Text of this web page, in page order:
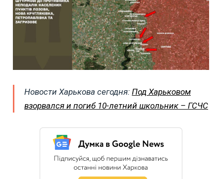
Новости Харькова сегодня: Под Харьковом
взорвался и погиб 10-летний школьник – ГСЧС